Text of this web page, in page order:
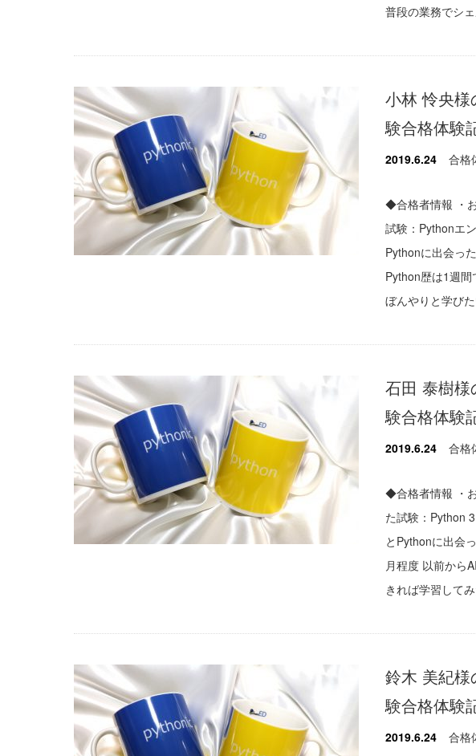
普段の業務でシ
小林 怜央
験合格体験
2019.6.24 合格
◆合格者情報 ・
試験：Pythonエ
Pythonに出会っ
Python歴は1週間
ぼんやりと学び
石田 泰樹
験合格体験
2019.6.24 合格
◆合格者情報 ・
た試験：Python
とPythonに出会
月程度 以前から
きれば学習して
鈴木 美紀
験合格体験
2019.6.24 合格